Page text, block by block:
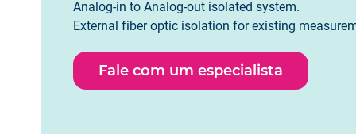
Analog-in to Analog-out isolated system.
External fiber optic isolation for existing
Fale com um especialista